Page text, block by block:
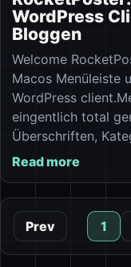
WordPress
Bloggen
Welcome
Macos Menüleiste
WordPress
eingentlich total
Überschriften,
Read more
Prev 1